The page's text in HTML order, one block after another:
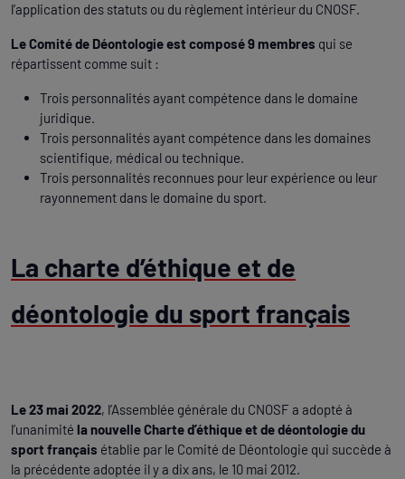
l’application des statuts ou du règlement intérieur du CNOSF.
Le Comité de Déontologie est composé 9 membres qui se
répartissent comme suit :
Trois personnalités ayant compétence dans le domaine
juridique.
Trois personnalités ayant compétence dans les domaines
scientifique, médical ou technique.
Trois personnalités reconnues pour leur expérience ou leur
rayonnement dans le domaine du sport.
La charte d’éthique et de
déontologie du sport français
Le 23 mai 2022, l’Assemblée générale du CNOSF a adopté à
l’unanimité la nouvelle Charte d’éthique et de déontologie du
sport français établie par le Comité de Déontologie qui succède à
la précédente adoptée il y a dix ans, le 10 mai 2012.